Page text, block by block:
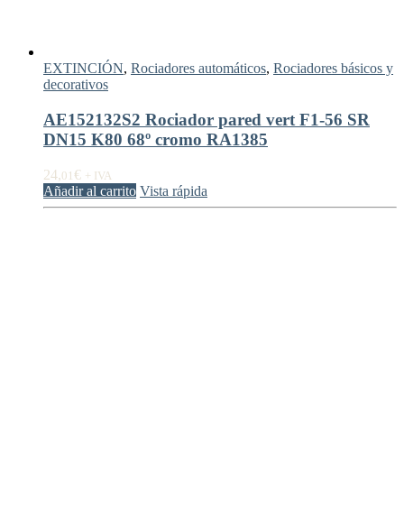
EXTINCIÓN, Rociadores automáticos, Rociadores básicos y
decorativos
AE152132S2 Rociador pared vert F1-56 SR
DN15 K80 68º cromo RA1385
24,01 € + IVA
Añadir al carrito Vista rápida